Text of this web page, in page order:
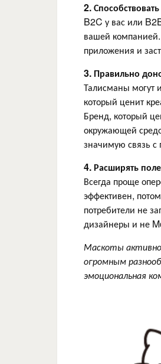
2.
B2C у вас или
вашей компанией.
приложения и
3. Правильно
Талисманы могут
который ценит
Бренд, который
окружающей
значимую связь с
4. Расширять
Всегда проще
эффективен,
потребители не
дизайнеры и не
Маскоты активно
огромным
эмоциональная